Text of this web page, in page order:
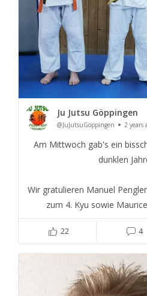
Ju Jutsu Göppingen
@JuJutsuGöppingen 2 years
Am Mittwoch gab's ein
dunklen
Wir gratulieren Manuel
zum 4. Kyu sowie
22 4